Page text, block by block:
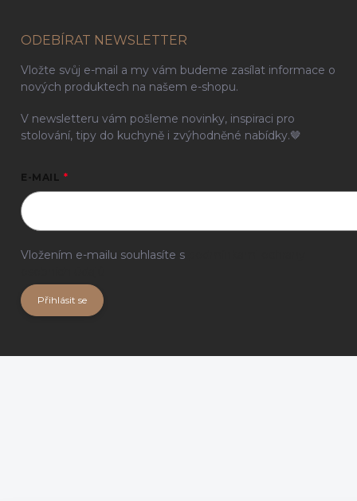
ODEBÍRAT NEWSLETTER
Vložte svůj e-mail a my vám budeme zasílat informace o
nových produktech na našem e-shopu.
V newsletteru vám pošleme novinky, inspiraci pro
stolování, tipy do kuchyně i zvýhodněné nabídky.🤎
E-MAIL
Vložením e-mailu souhlasíte s
Přihlásit se